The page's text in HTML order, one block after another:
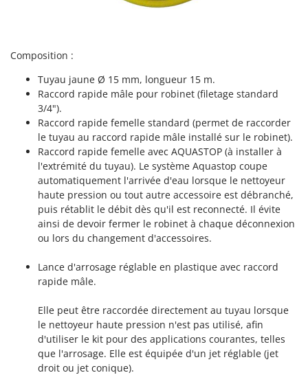
Masterpro
MCH
Michelin
Mille
Minox
Mockmill
More than chef
MOSA
MOVA
MTD
New O.M.R.A.
Nilfisk
Ninja
Novatec
Composition :
Tuyau jaune Ø 15 mm, longueur 15 m.
Raccord rapide mâle pour robinet (filetage standard
3/4").
Raccord rapide femelle standard (permet de raccorder
le tuyau au raccord rapide mâle installé sur le robinet).
Raccord rapide femelle avec AQUASTOP (à installer à
l'extrémité du tuyau). Le système Aquastop coupe
automatiquement l'arrivée d'eau lorsque le nettoyeur
haute pression ou tout autre accessoire est débranché,
puis rétablit le débit dès qu'il est reconnecté. Il évite
ainsi de devoir fermer le robinet à chaque déconnexion
ou lors du changement d'accessoires.
Lance d'arrosage réglable en plastique avec raccord
rapide mâle.
Elle peut être raccordée directement au tuyau lorsque
le nettoyeur haute pression n'est pas utilisé, afin
d'utiliser le kit pour des applications courantes, telles
que l'arrosage. Elle est équipée d'un jet réglable (jet
droit ou jet conique).